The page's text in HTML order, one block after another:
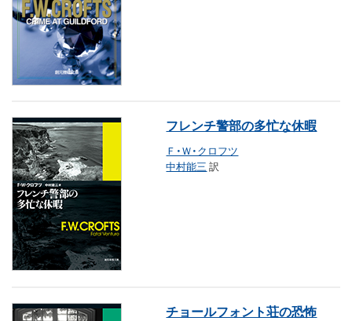
フレンチ警部の多忙な休暇
Ｆ・Ｗ・クロフツ
中村能三 訳
チョールフォント荘の恐怖